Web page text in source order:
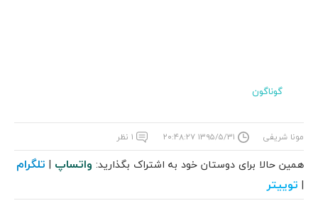
گوناگون
مونا شریفی ۱۳۹۵/۵/۳۱ ۲۰:۴۸:۲۷ ۱ نظر
همین حالا برای دوستان خود به اشتراک بگذارید: واتساپ | تلگرام
| توییتر